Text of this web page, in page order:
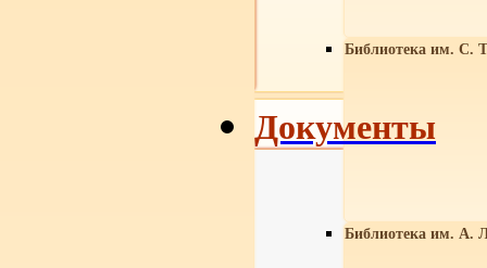
Библиотека им. С.
Библиотека им. А.
Документы